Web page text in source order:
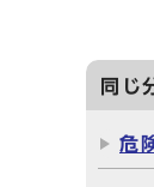
同じ
危